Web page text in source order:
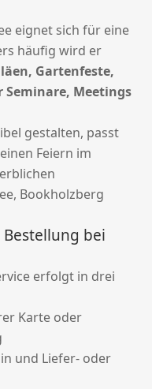
eignet sich für eine
häufig wird er
Gartenfeste,
Seminare, Meetings
gestalten, passt
Feiern im
Bookholzberg
bei
erfolgt in drei
Karte oder
und Liefer- oder